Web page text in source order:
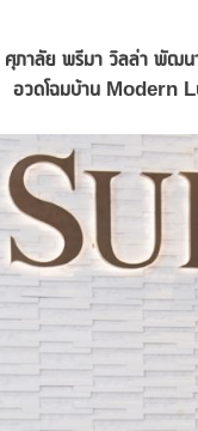
ศุภาลัย พรีมา วิลล่า พัฒน
อวดโฉมบ้าน Modern